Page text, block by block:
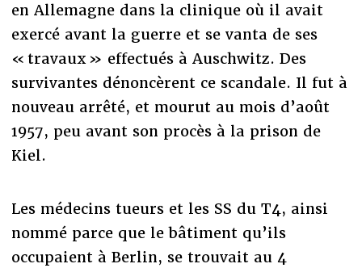
en Allemagne dans la clinique où il avait
exercé avant la guerre et se vanta de ses
« travaux » effectués à Auschwitz. Des
survivantes dénoncèrent ce scandale. Il fut à
nouveau arrêté, et mourut au mois d’août
1957, peu avant son procès à la prison de
Kiel.
Les médecins tueurs et les SS du T4, ainsi
nommé parce que le bâtiment qu’ils
occupaient à Berlin, se trouvait au 4